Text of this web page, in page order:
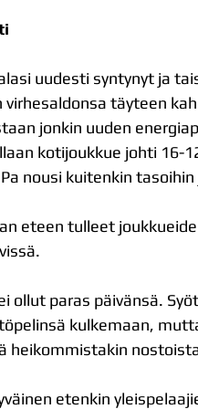
uudesti syntynyt ja
täyteen
jonkin uuden
kotijoukkue johti 16-
nousi kuitenkin
eteen tulleet
ollut paras päivänsä.
kulkemaan,
heikommistakin
etenkin